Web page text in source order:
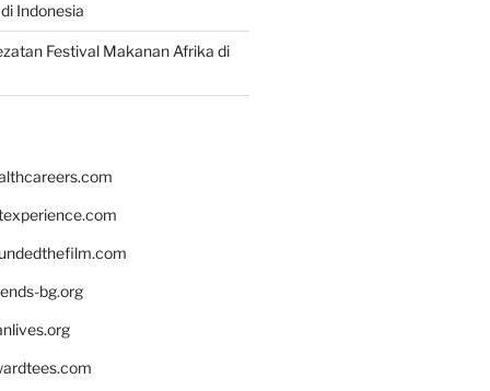
Indonesia
Festival Makanan Afrika di
bg.org